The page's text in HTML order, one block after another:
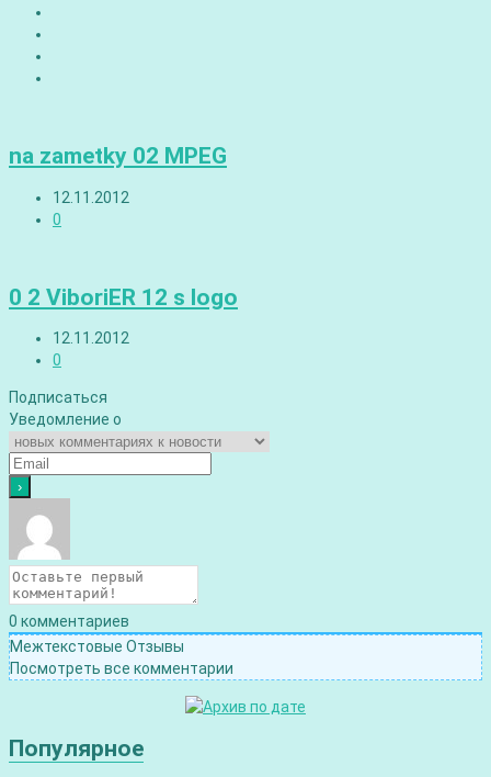
na zametky 02 MPEG
12.11.2012
0
0 2 ViboriER 12 s logo
12.11.2012
0
Подписаться
Уведомление о
0 комментариев
Межтекстовые Отзывы
Посмотреть все комментарии
Популярное